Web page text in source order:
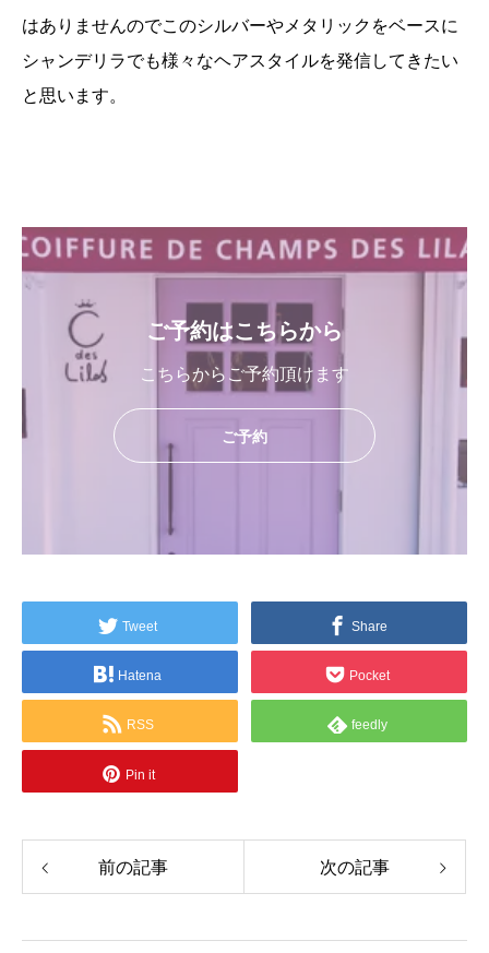
はありませんのでこのシルバーやメタリックをベースに
シャンデリラでも様々なヘアスタイルを発信してきたい
と思います。
ご予約はこちらから
こちらからご予約頂けます
ご予約
Tweet Share
Hatena Pocket
RSS feedly
Pin it
前の記事 次の記事